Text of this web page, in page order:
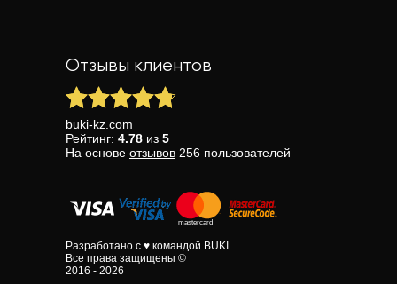
Отзывы клиентов
buki-kz.com
Рейтинг: 4.78 из 5
На основе отзывов 256 пользователей
Разработано с ♥ командой BUKI
Все права защищены ©
2016 - 2026